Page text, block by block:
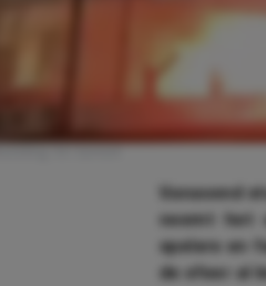
V.V. Gemert
Vanavond
neemt het
spelers en
de sfeer al